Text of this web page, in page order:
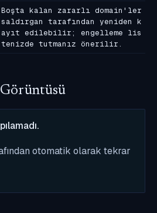
Boşta kalan zararlı domain'ler
saldırgan tarafından yeniden k
ayıt edilebilir; engelleme lis
tenizde tutmanız önerilir.
otomatik olarak tekrar